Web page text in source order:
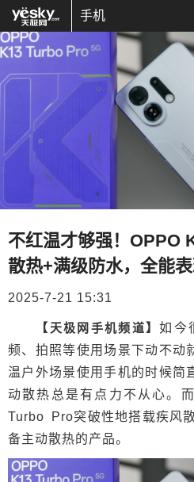
手机
不红温才够强！OPPO
散热+满级防水，全能
2025-7-21 15:31
【天极网手机频道】如今
频、拍照等使用场景下动不动
温户外场景使用手机的时候简
动散热总是有点力不从心。
Turbo Pro突破性地搭载疾风
备主动散热的产品。